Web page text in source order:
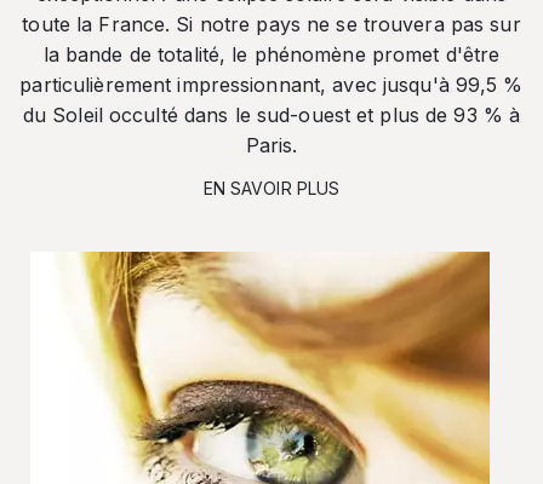
toute la France. Si notre pays ne se trouvera pas sur
la bande de totalité, le phénomène promet d'être
particulièrement impressionnant, avec jusqu'à 99,5 %
du Soleil occulté dans le sud-ouest et plus de 93 % à
Paris.
EN SAVOIR PLUS